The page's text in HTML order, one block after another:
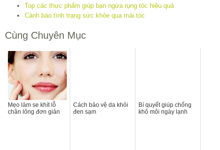
Top các thực phẩm giúp bạn ngừa rụng tóc hiệu quả
Cảnh báo tình trạng sức khỏe qua mái tóc
Cùng Chuyên Mục
Mẹo làm se khít lỗ
chân lông đơn giản
Cách bảo vệ da khỏi
đen sạm
Bí quyết giúp chống
khô môi ngày lạnh